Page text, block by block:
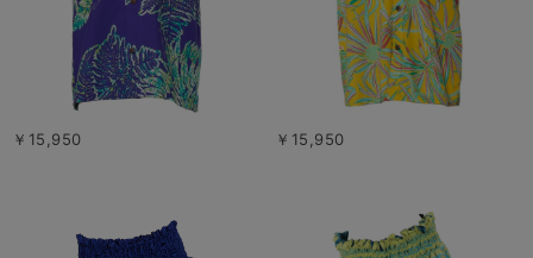
￥15,950 ￥15,950